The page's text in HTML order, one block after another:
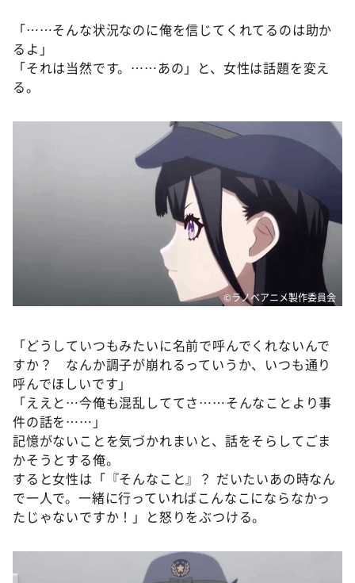
「……そんな状況なのに俺を信じてくれてるのは助か
るよ」
「それは当然です。……あの」と、女性は話題を変え
る。
©ラノベアニメ製作委員会
「どうしていつもみたいに名前で呼んでくれないんで
すか？ なんか調子が崩れるっていうか、いつも通り
呼んでほしいです」
「ええと…今俺も混乱しててさ……そんなことより事
件の話を……」
記憶がないことを気づかれまいと、話をそらしてごま
かそうとする俺。
すると女性は「『そんなこと』？ だいたいあの時なん
で一人で。一緒に行っていればこんなこにならなかっ
たじゃないですか！」と怒りをぶつける。